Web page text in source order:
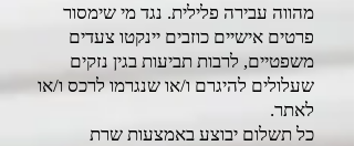
מהווה עבירה פלילית. נגד מי שימסור
פרטים אישיים כוזבים יינקטו צעדים
משפטיים, לרבות תביעות בגין נזקים
שעלולים להיגרם ו/או שנגרמו לרכס ו/או
לאתר.
כל תשלום יבוצע באמצעות שרת